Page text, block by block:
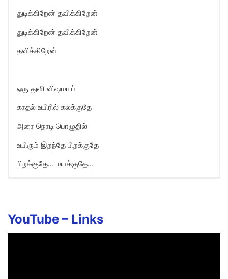
துடிக்கிறேன் தவிக்கிறேன்
துடிக்கிறேன் தவிக்கிறேன்
தவிக்கிறேன்
ஒரு துளி விஷமாய்
காதல் உயிரில் கலக்குதே
அரை நொடி பொழுதில்
உயிரும் இறந்தே பிறக்குதே
பிறக்குதே… மயக்குதே…
Oru thuli vishamaai
Kaadhal uyiril kalakkudhae
YouTube – Links